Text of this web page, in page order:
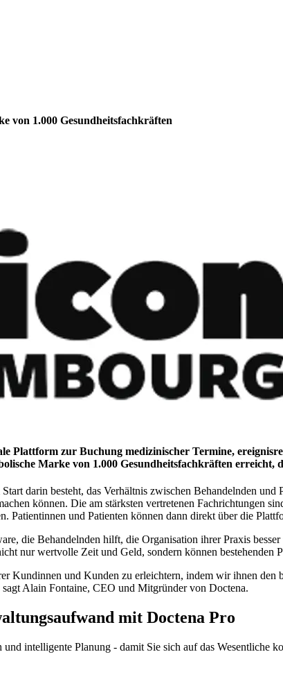
von 1.000 Gesundheitsfachkräften
Plattform zur Buchung medizinischer Termine,
Marke von 1.000 Gesundheitsfachkräften
darin besteht, das Verhältnis zwischen Behandelnden
können. Die am stärksten vertretenen Fachrichtungen
Patientinnen und Patienten können dann direkt über die
die Behandelnden hilft, die Organisation ihrer Praxis
nur wertvolle Zeit und Geld, sondern können bestehenden
Kundinnen und Kunden zu erleichtern, indem wir ihnen
Alain Fontaine, CEO und Mitgründer von Doctena.
mit Doctena Pro
intelligente Planung - damit Sie sich auf das Wesentliche